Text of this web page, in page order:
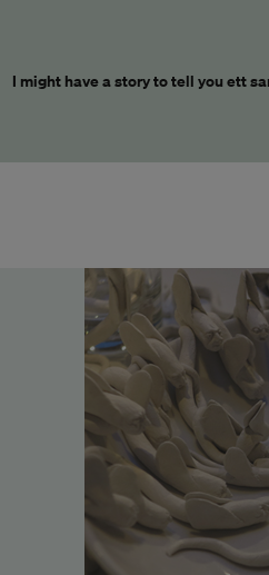
I might have a story to tell you ett